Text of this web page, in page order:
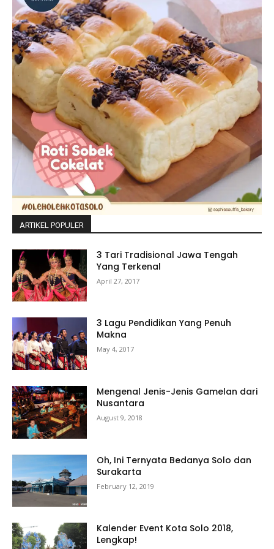
ARTIKEL POPULER
3 Tari Tradisional Jawa Tengah
Yang Terkenal
April 27, 2017
3 Lagu Pendidikan Yang Penuh
Makna
May 4, 2017
Mengenal Jenis-Jenis Gamelan dari
Nusantara
August 9, 2018
Oh, Ini Ternyata Bedanya Solo dan
Surakarta
February 12, 2019
Kalender Event Kota Solo 2018,
Lengkap!